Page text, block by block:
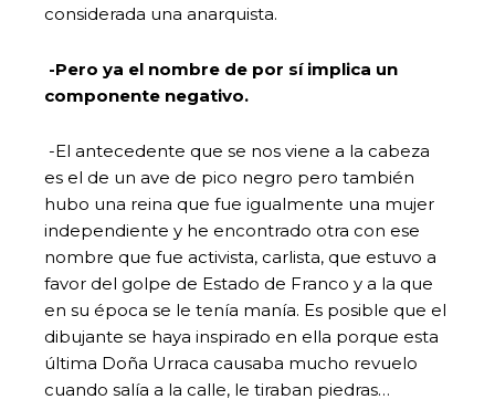
considerada una anarquista.
-Pero ya el nombre de por sí implica un
componente negativo.
-El antecedente que se nos viene a la cabeza
es el de un ave de pico negro pero también
hubo una reina que fue igualmente una mujer
independiente y he encontrado otra con ese
nombre que fue activista, carlista, que estuvo a
favor del golpe de Estado de Franco y a la que
en su época se le tenía manía. Es posible que el
dibujante se haya inspirado en ella porque esta
última Doña Urraca causaba mucho revuelo
cuando salía a la calle, le tiraban piedras…